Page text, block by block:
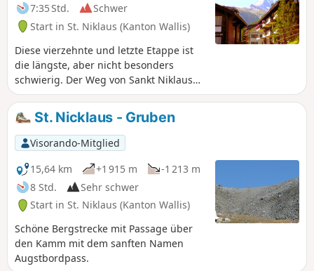
7:35 Std.
Schwer
Start in St. Niklaus (Kanton Wallis)
Diese vierzehnte und letzte Etappe ist
die längste, aber nicht besonders
schwierig. Der Weg von Sankt Niklaus
nach Zermatt ist gut erkennbar. Er folgt
der Matter Vispa, dem Fluss, der von
Zermatt herabfließt, und der
Zahnradbahn, deren Endstation in
Zermatt liegt. Alle Zutaten für ein
Schweizer Postkartenmotiv sind
vorhanden: das Matterhorn, Gletscher,
der Wildbach, Kirchen mit
Zwiebeltürmen, die kleine Zahnradbahn
und das wunderschöne autofreie Dorf
Zermatt.
St. Nicklaus - Gruben
Visorando-Mitglied
15,64 km
+1 915 m
-1 213 m
8 Std.
Sehr schwer
Start in St. Niklaus (Kanton Wallis)
Schöne Bergstrecke mit Passage über
den Kamm mit dem sanften Namen
Augstbordpass.